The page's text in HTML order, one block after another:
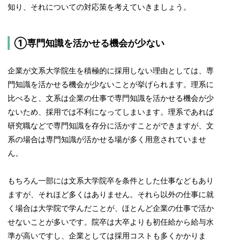
知り、それについての対応策を考えていきましょう。
①専門知識を活かせる機会が少ない
企業が文系大学院生を積極的に採用しない理由としては、専
門知識を活かせる機会が少ないことが挙げられます。理系に
比べると、文系は企業の仕事で専門知識を活かせる機会が少
ないため、採用では不利になってしまいます。理系であれば
研究職などで専門知識を存分に活かすことができますが、文
系の場合は専門知識が活かせる場が多く用意されていませ
ん。
もちろん一部には文系大学院卒を条件とした仕事などもあり
ますが、それほど多くはありません。それら以外の仕事に就
く場合は大学院で学んだことが、ほとんど企業の仕事で活か
せないことが多いです。院卒は大卒よりも初任給から給与水
準が高いですし、企業としては採用コストも多くかかりま